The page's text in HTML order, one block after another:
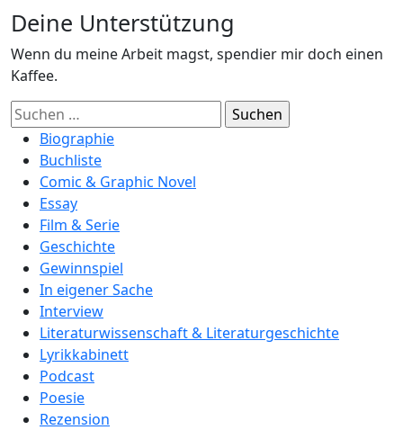
Deine Unterstützung
Wenn du meine Arbeit magst, spendier mir doch einen
Kaffee.
Suchen
nach:Biographie
Buchliste
Comic & Graphic Novel
Essay
Film & Serie
Geschichte
Gewinnspiel
In eigener Sache
Interview
Literaturwissenschaft & Literaturgeschichte
Lyrikkabinett
Podcast
Poesie
Rezension